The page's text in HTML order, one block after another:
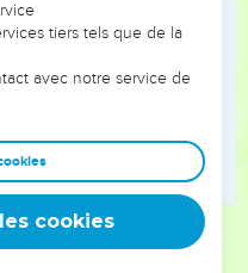
l’Evangile à Colosses et à
sa description de
l’union avec lui que se
de mensonges
il en tire les
tiers tels que de la
avec notre service de
cookies